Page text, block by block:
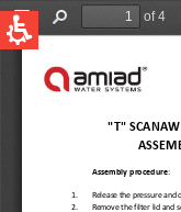
QUICK LINKS
Water